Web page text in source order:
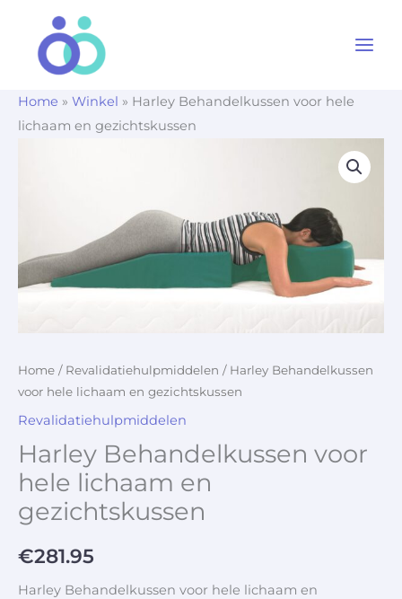
Home » Winkel » Harley Behandelkussen voor hele
lichaam en gezichtskussen
Home / Revalidatiehulpmiddelen / Harley Behandelkussen
voor hele lichaam en gezichtskussen
Revalidatiehulpmiddelen
Harley Behandelkussen voor
hele lichaam en
gezichtskussen
€281.95
Harley Behandelkussen voor hele lichaam en